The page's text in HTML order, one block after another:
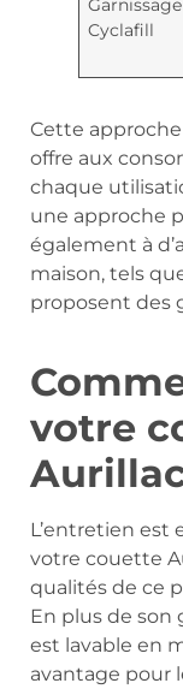
Garnissage
Cyclafill
Cette
offre aux
chaque
une approche
également à
maison, tels
proposent des
votre
L’entretien est
votre couette
qualités de ce
En plus de son
est lavable en
avantage pour